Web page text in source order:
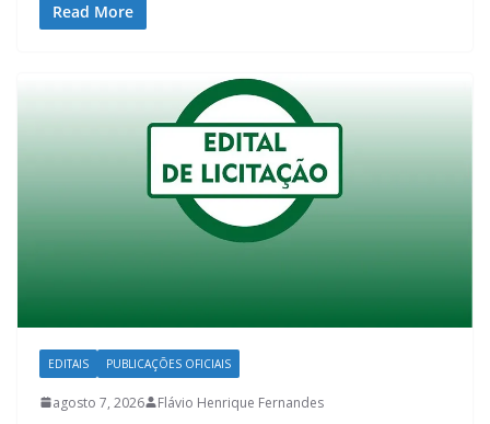
Read More
EDITAIS PUBLICAÇÕES OFICIAIS
agosto 7, 2026 Flávio Henrique Fernandes